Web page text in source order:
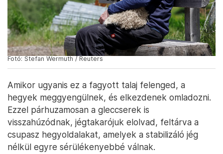
Fotó: Stefan Wermuth / Reuters
Amikor ugyanis ez a fagyott talaj felenged, a
hegyek meggyengülnek, és elkezdenek omladozni.
Ezzel párhuzamosan a gleccserek is
visszahúzódnak, jégtakarójuk elolvad, feltárva a
csupasz hegyoldalakat, amelyek a stabilizáló jég
nélkül egyre sérülékenyebbé válnak.